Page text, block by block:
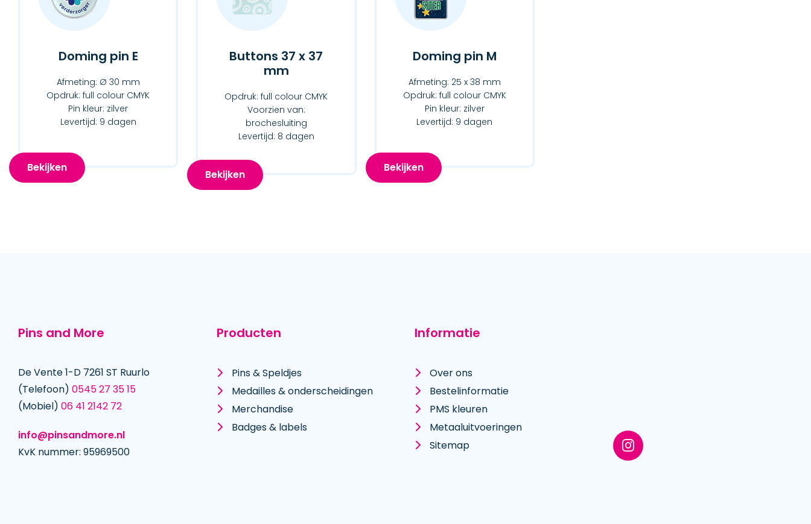
Doming pin E
Afmeting: Ø 30 mm
Opdruk: full colour CMYK
Pin kleur: zilver
Levertijd: 9 dagen
Bekijken
Buttons 37 x 37
mm
Opdruk: full colour CMYK
Voorzien van:
brochesluiting
Levertijd: 8 dagen
Bekijken
Doming pin M
Afmeting: 25 x 38 mm
Opdruk: full colour CMYK
Pin kleur: zilver
Levertijd: 9 dagen
Bekijken
Pins and More
De Vente 1-D 7261 ST Ruurlo
(Telefoon) 0545 27 35 15
(Mobiel) 06 41 2142 72
info@pinsandmore.nl
KvK nummer: 95969500
Producten
Pins & Speldjes
Medailles & onderscheidingen
Merchandise
Badges & labels
Informatie
Over ons
Bestelinformatie
PMS kleuren
Metaal­uitvoeringen
Sitemap